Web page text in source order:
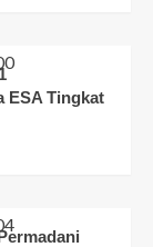
ESA Tingkat